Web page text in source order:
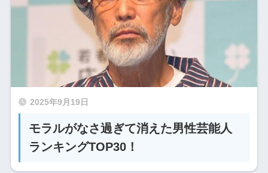
2025年9月19日
モラルがなさ過ぎて消えた男性芸能人
ランキングTOP30！